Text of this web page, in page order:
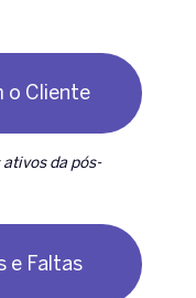
o Cliente
da pós-
e Faltas